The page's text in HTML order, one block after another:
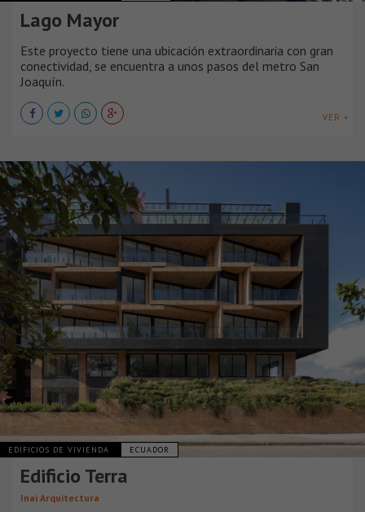
Lago Mayor
Este proyecto tiene una ubicación extraordinaria con gran
conectividad, se encuentra a unos pasos del metro San
Joaquín.
VER +
EDIFICIOS DE VIVIENDA ECUADOR
Edificio Terra
Inai Arquitectura